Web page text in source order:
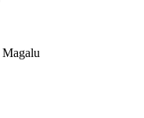
Magalu